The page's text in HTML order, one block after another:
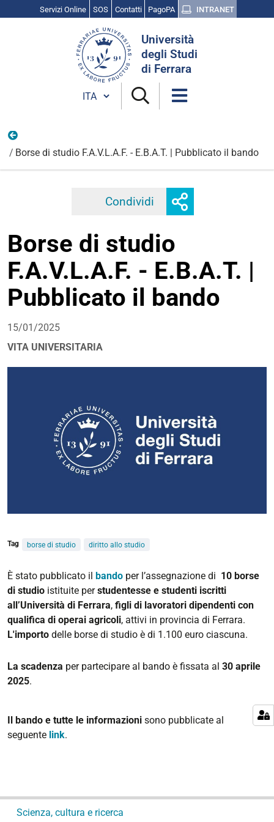
Servizi Online SOS Contatti PagoPA INTRANET
Università
degli Studi
di Ferrara
Cambia lingua
Borse di studio F.A.V.L.A.F. - E.B.A.T. | Pubblicato il bando
Condividi Facebook
condivisione
Borse di studio
F.A.V.L.A.F. - E.B.A.T. |
Pubblicato il bando
15/01/2025
VITA UNIVERSITARIA
Tag borse di studio diritto allo studio
È stato pubblicato il bando per l’assegnazione di 10 borse
di studio istituite perstudentesse e studenti iscritti
all’Università di Ferrara, figli di lavoratori dipendenti con
qualifica di operai agricoli, attivi in provincia di Ferrara.
L'importo delle borse di studio è di 1.100 euro ciascuna.
La scadenza per partecipare al bando è fissata al 30 aprile
2025.
Il bando e tutte le informazioni sono pubblicate al
seguente link.
Scienza, cultura e ricerca